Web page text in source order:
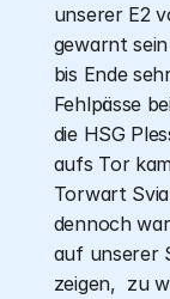
unserer E2
gewarnt
bis Ende
Fehlpässe
die HSG
aufs Tor
Torwart
dennoch
auf unserer
zeigen,  zu